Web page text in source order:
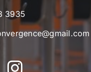
3935